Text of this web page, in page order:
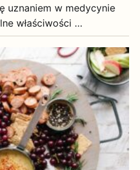
uznaniem w medycynie
właściwości …